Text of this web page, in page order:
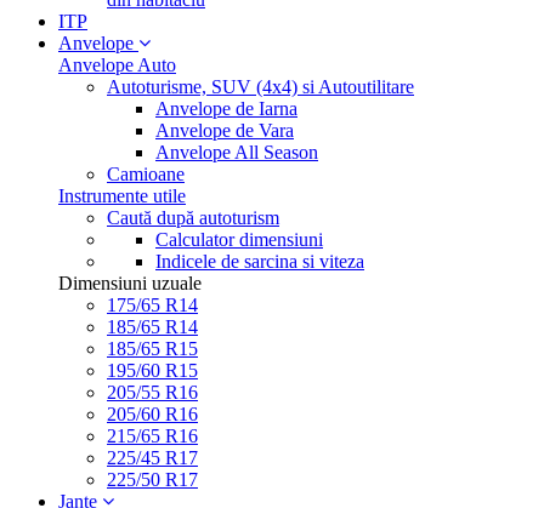
ITP
Anvelope
Anvelope Auto
Autoturisme, SUV (4x4) si Autoutilitare
Anvelope de Iarna
Anvelope de Vara
Anvelope All Season
Camioane
Instrumente utile
Caută după autoturism
Calculator dimensiuni
Indicele de sarcina si viteza
Dimensiuni uzuale
175/65 R14
185/65 R14
185/65 R15
195/60 R15
205/55 R16
205/60 R16
215/65 R16
225/45 R17
225/50 R17
Jante